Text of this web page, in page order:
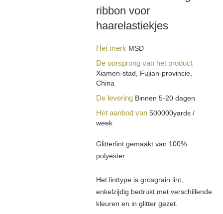
ribbon voor
haarelastiekjes
Het merk MSD
De oorsprong van het product
Xiamen-stad, Fujian-provincie,
China
De levering Binnen 5-20 dagen
Het aanbod van 500000yards /
week
Glitterlint gemaakt van 100%
polyester.
Het linttype is grosgrain lint,
enkelzijdig bedrukt met verschillende
kleuren en in glitter gezet.